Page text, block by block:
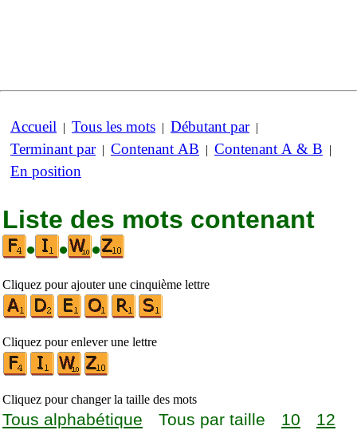
Accueil | Tous les mots | Débutant par|
Terminant par| Contenant AB | Contenant A & B |
En position
Liste des mots contenant
•
• •
Cliquez pour ajouter une cinquième lettre
Cliquez pour enlever une lettre
Cliquez pour changer la taille des mots
Tous alphabétique Tous par taille 10
12